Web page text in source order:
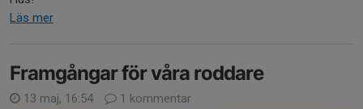
Läs mer
Framgångar för våra roddare
13 maj, 16:54 1 kommentar